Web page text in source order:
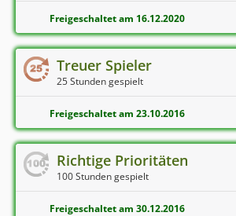
Freigeschaltet am 16.12.2020
Treuer Spieler
25 Stunden gespielt
Freigeschaltet am 23.10.2016
Richtige Prioritäten
100 Stunden gespielt
Freigeschaltet am 30.12.2016